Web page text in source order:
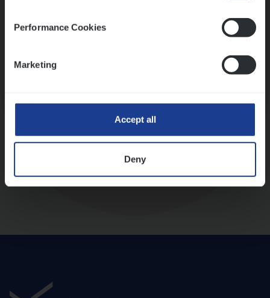
Performance Cookies
Marketing
Accept all
Deny